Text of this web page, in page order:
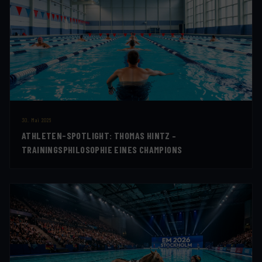
30. Mai 2026
ATHLETEN-SPOTLIGHT: THOMAS HINTZ –
TRAININGSPHILOSOPHIE EINES CHAMPIONS